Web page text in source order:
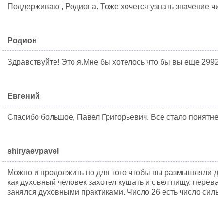
Поддерживаю , Родиона. Тоже хочется узнать значение
Родион
Здравствуйте! Это я.Мне бы хотелось что бы вы еще
Евгений
Спасибо большое, Павел Григорьевич. Все стало
shiryaevpavel
Можно и продолжить но для того чтобы вы размышляли
как духовный человек захотел кушать и съел пищу,
занялся духовными практиками. Число 26 есть число